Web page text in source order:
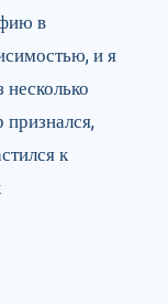
в
и я
к